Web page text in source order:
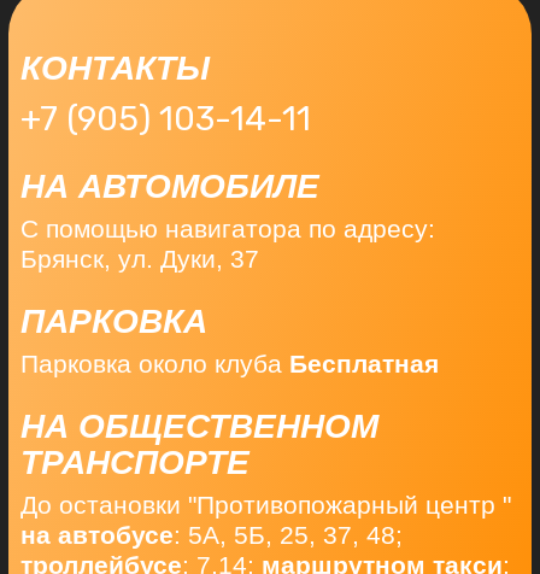
ИП Ковалев Евгений Васильевич
ОГРНИП: 325320000039527
Юр.адрес: 243240, гор. Стародуб, ул. Карла
Маркса, дом 102, кв 1
Факт.адрес: г. Брянск, ул. Дуки, 37
Телефон:+7 (905) 103-14-11
пн-пт 09:00–22:00, сб-вс 09:00–19:00
Политика в отношении обработки
Сайта
Согласие на обработку персональных
данных для пользователей сайта
Согласие на обработку персональных
данных с использованием метрических
сервисов и систем аналитики
Согласие на получение рекламно-
информационных сообщений